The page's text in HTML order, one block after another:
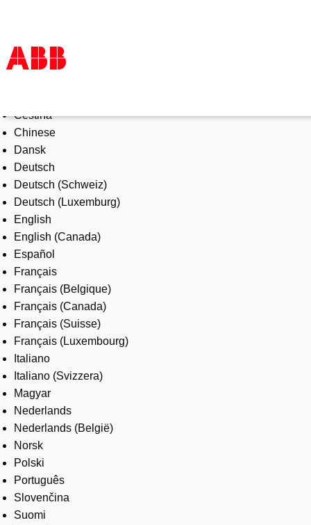
Products & Solutions
Industries
Services
About us
Where to buy
Contact us
Careers
Čeština
Chinese
Dansk
Deutsch
Deutsch (Schweiz)
Deutsch (Luxemburg)
English
English (Canada)
Español
Français
Français (Belgique)
Français (Canada)
Français (Suisse)
Français (Luxembourg)
Italiano
Italiano (Svizzera)
Magyar
Nederlands
Nederlands (België)
Norsk
Polski
Português
Slovenčina
Suomi